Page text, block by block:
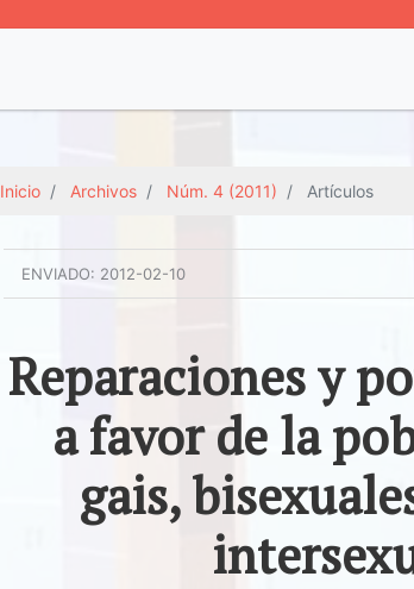
Inicio Archivos Núm. 4 (2011) Artículos
ENVIADO: 2012-02-10
Reparaciones y
a favor de la
gais,